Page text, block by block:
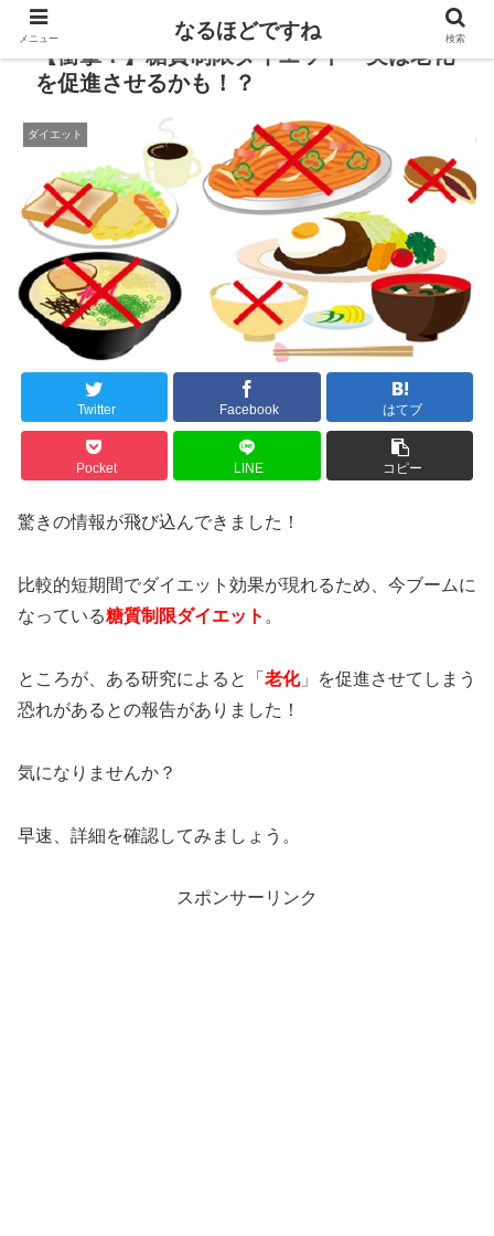
【衝撃！】糖質制限ダイエット 実は老化
を促進させるかも！？
ダイエット
Twitter Facebook はてブ
Pocket LINE コピー
驚きの情報が飛び込んできました！
比較的短期間でダイエット効果が現れるため、今ブームに
なっている糖質制限ダイエット 。
ところが、ある研究によると「 老化」を促進させてしまう
恐れがあるとの報告がありました！
気になりませんか？
早速、詳細を確認してみましょう。
スポンサーリンク
メニュー なるほどですね 検索